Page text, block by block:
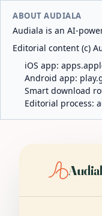
ABOUT AUDIALA
Audiala is an AI-
Editorial content (c)
iOS app:
Android app:
Smart download
Editorial process: